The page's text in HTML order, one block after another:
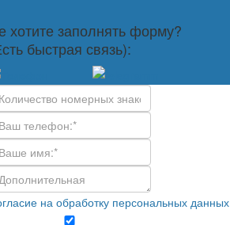
хотите заполнять форму?
быстрая связь):
на обработку персональных данных